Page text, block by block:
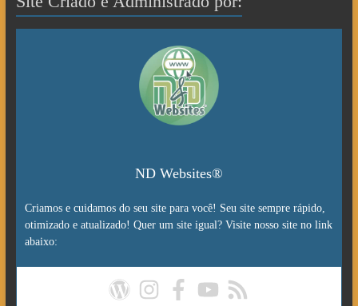
ND Websites®
Criamos e cuidamos do seu site para você! Seu site sempre rápido,
otimizado e atualizado! Quer um site igual? Visite nosso site no link
abaixo: